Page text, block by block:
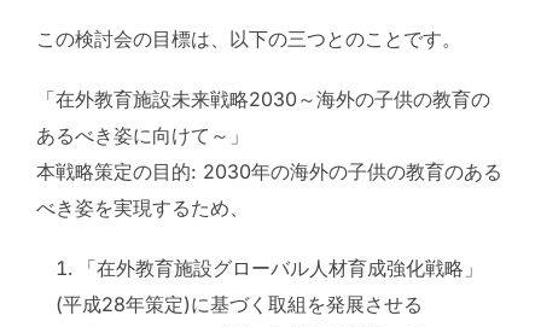
この検討会の目標は、以下の三つとのことです。
「在外教育施設未来戦略2030～海外の子供の教育の
あるべき姿に向けて～」
本戦略策定の目的: 2030年の海外の子供の教育のある
べき姿を実現するため、
「在外教育施設グローバル人材育成強化戦略」
(平成28年策定)に基づく取組を発展させる